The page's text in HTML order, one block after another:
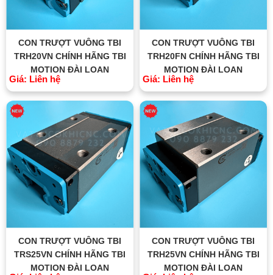
CON TRƯỢT VUÔNG TBI
TRH20VN CHÍNH HÃNG TBI
MOTION ĐÀI LOAN
Giá: Liên hệ
CON TRƯỢT VUÔNG TBI
TRH20FN CHÍNH HÃNG TBI
MOTION ĐÀI LOAN
Giá: Liên hệ
CON TRƯỢT VUÔNG TBI
TRS25VN CHÍNH HÃNG TBI
MOTION ĐÀI LOAN
CON TRƯỢT VUÔNG TBI
TRH25VN CHÍNH HÃNG TBI
MOTION ĐÀI LOAN